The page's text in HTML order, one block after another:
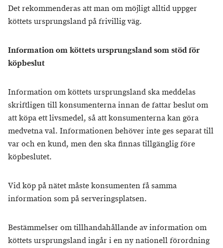
Det rekommenderas att man om möjligt alltid uppger
köttets ursprungsland på frivillig väg.
Information om köttets ursprungsland som stöd för
köpbeslut
Information om köttets ursprungsland ska meddelas
skriftligen till konsumenterna innan de fattar beslut om
att köpa ett livsmedel, så att konsumenterna kan göra
medvetna val. Informationen behöver inte ges separat till
var och en kund, men den ska finnas tillgänglig före
köpbeslutet.
Vid köp på nätet måste konsumenten få samma
information som på serveringsplatsen.
Bestämmelser om tillhandahållande av information om
köttets ursprungsland ingår i en ny nationell förordning